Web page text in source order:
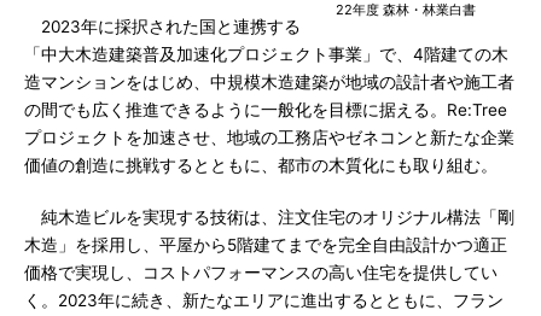
22年度 森林・林業白書
2023年に採択された国と連携する
「中大木造建築普及加速化プロジェクト事業」で、4階建ての木
造マンションをはじめ、中規模木造建築が地域の設計者や施工者
の間でも広く推進できるように一般化を目標に据える。Re:Tree
プロジェクトを加速させ、地域の工務店やゼネコンと新たな企業
価値の創造に挑戦するとともに、都市の木質化にも取り組む。
純木造ビルを実現する技術は、注文住宅のオリジナル構法「剛
木造」を採用し、平屋から5階建てまでを完全自由設計かつ適正
価格で実現し、コストパフォーマンスの高い住宅を提供してい
く。2023年に続き、新たなエリアに進出するとともに、フラン